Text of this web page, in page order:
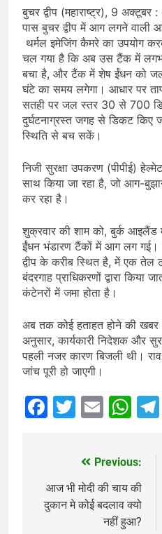
बुचर द्वीप (महाराष्ट्र), 9
पास बुचर द्वीप में आग लगने वाली
थर्मल इमेजिंग कैमरे का उपयोग
चल गया है कि अब उस टैंक में
बचा है, और टैंक में शेष ईंधन को
घंटे का समय लगेगा। आधार पर
सतही पर जल स्तर 30 से 700
दुर्घटनाग्रस्त जगह से डिकट किए
स्थिति से बच सकें।
निजी सुरक्षा उपकरण (पीपीई)
साथ किया जा रहा है, जो आग-
कर रहा है।
शुक्रवार की शाम को, बुर्क
ईंधन भंडारण टैंकों में आग लग गई।
द्वीप के करीब स्थित है, में एक तेल
बंदरगाह प्राधिकरणों द्वारा
कंटेनरों में जमा होता है।
अब तक कोई हताहत होने की खबर
अनुसार, कार्यकारी निदेशक और
पहली नजर कारण बिजली थी।
जांच पूरी हो जाएगी।
Facebook
Twitter
Email
navigation
Previous:
आज भी मोदी की चाय की
दुकान मे कोई बदलाव क्यो
नहीं हुआ?